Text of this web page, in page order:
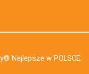
Najlepsze w POLSCE.